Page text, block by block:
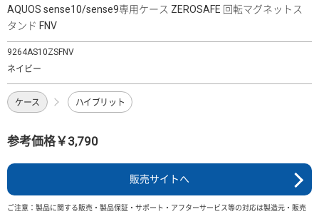
AQUOS sense10/sense9専用ケース ZEROSAFE 回転マグネットス
タンド FNV
9264AS10ZSFNV
ネイビー
ケース ハイブリット
参考価格￥3,790
販売サイトへ
ご注意：製品に関する販売・製品保証・サポート・アフターサービス等の対応は製造元・販売